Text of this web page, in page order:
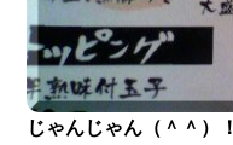
じゃんじゃん（＾＾）！